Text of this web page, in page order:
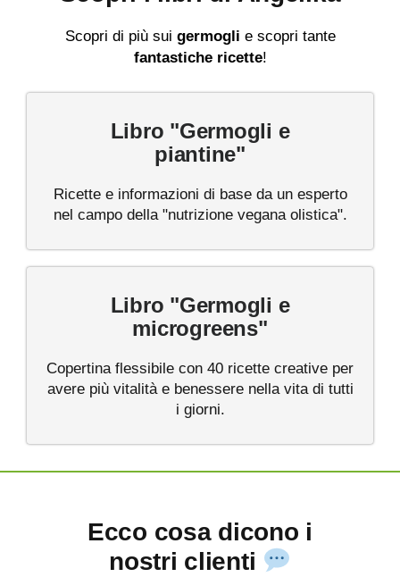
Scopri di più sui germogli e scopri tante
fantastiche ricette!
Libro "Germogli e
piantine"
Ricette e informazioni di base da un esperto
nel campo della "nutrizione vegana olistica".
Libro "Germogli e
microgreens"
Copertina flessibile con 40 ricette creative per
avere più vitalità e benessere nella vita di tutti
i giorni.
Ecco cosa dicono i
nostri clienti